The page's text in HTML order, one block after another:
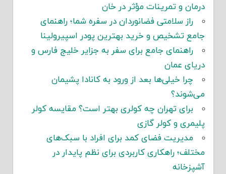
درمان و تمرینات مؤثر در خان
راز سلامتی فضانوردان در سفره شما؛ راهنمای
جامع تشخیص و خرید بهترین پودر اسپیرولینا
راهنمای جامع برای سفر به جزایر خلیج فارس و
دریای عمان
چرا خیلی‌ها بعد از ورود به کانادا پشیمان
می‌شوند؟
برای تهران چه کولری بهتر است؟ مقایسه کولر
پلیمری و کولر گازی
مدیریت فضای کمد برای افراد با سبک‌های
مختلف؛ راهکاری کاربردی برای نظم پایدار در
آشپزخانه